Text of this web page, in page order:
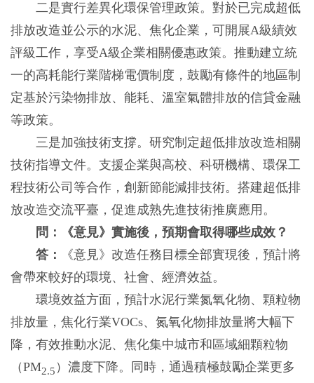
二是實行差異化環保管理政策。對於已完成超低
排放改造並公示的水泥、焦化企業，可開展A級績效
評級工作，享受A級企業相關優惠政策。推動建立統
一的高耗能行業階梯電價制度，鼓勵有條件的地區制
定基於污染物排放、能耗、溫室氣體排放的信貸金融
等政策。
三是加強技術支撐。研究制定超低排放改造相關
技術指導文件。支援企業與高校、科研機構、環保工
程技術公司等合作，創新節能減排技術。搭建超低排
放改造交流平臺，促進成熟先進技術推廣應用。
問：《意見》實施後，預期會取得哪些成效？
答：
《意見》改造任務目標全部實現後，預計將
會帶來較好的環境、社會、經濟效益。
環境效益方面，預計水泥行業氮氧化物、顆粒物
排放量，焦化行業VOCs、氮氧化物排放量將大幅下
降，有效推動水泥、焦化集中城市和區域細顆粒物
（PM2.5 ）濃度下降。同時，通過積極鼓勵企業更多